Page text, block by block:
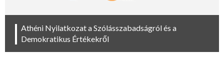
Athéni Nyilatkozat a Szólásszabadságról és a
Demokratikus Értékekről